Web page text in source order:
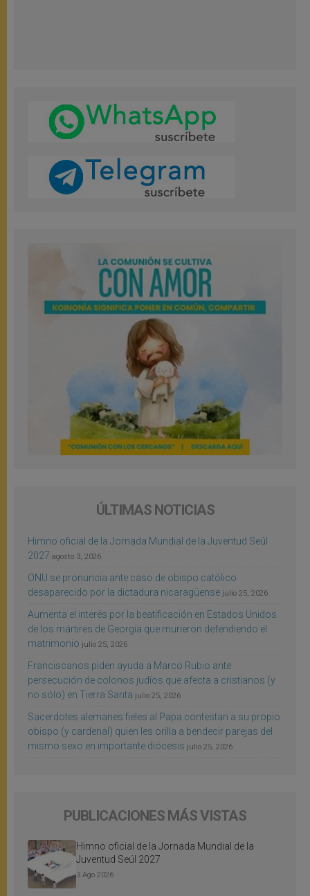
ÚLTIMAS NOTICIAS
Himno oficial de la Jornada Mundial de la Juventud Seúl
2027 agosto 3, 2026
ONU se pronuncia ante caso de obispo católico
desaparecido por la dictadura nicaragüense julio 25, 2026
Aumenta el interés por la beatificación en Estados Unidos
de los mártires de Georgia que murieron defendiendo el
matrimonio julio 25, 2026
Franciscanos piden ayuda a Marco Rubio ante
persecución de colonos judíos que afecta a cristianos (y
no sólo) en Tierra Santa julio 25, 2026
Sacerdotes alemanes fieles al Papa contestan a su propio
obispo (y cardenal) quien les orilla a bendecir parejas del
mismo sexo en importante diócesis julio 25, 2026
PUBLICACIONES MÁS VISTAS
Himno oficial de la Jornada Mundial de la
Juventud Seúl 2027
3 Ago 2026